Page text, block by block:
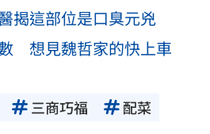
揭這部位是口臭元兇
想見魏哲家的快上車
三商巧福
配菜